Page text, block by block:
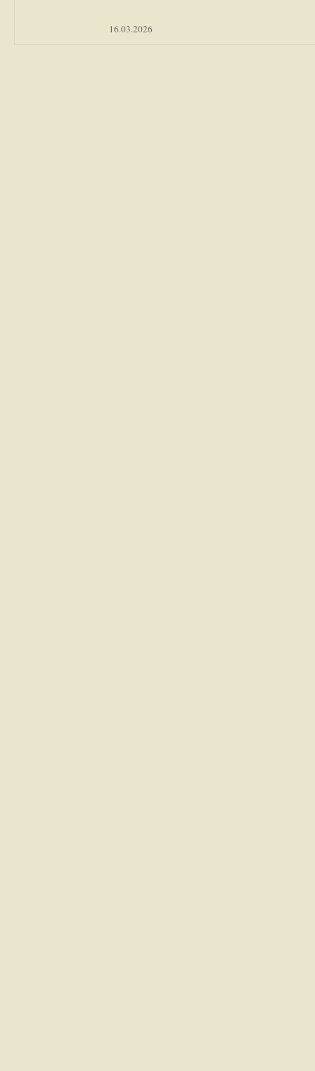
16.03.2026